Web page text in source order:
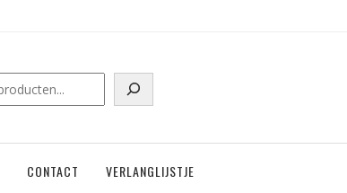
CONTACT VERLANGLIJSTJE